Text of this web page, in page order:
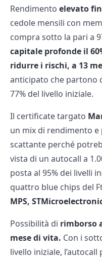
Rendimento elevato
cedole mensili con
compra sotto la pari a
capitale profonde il
ridurre i rischi, a 13
anticipato che partono
77% del livello iniziale.
Il certificate targato
un mix di rendimento
scattante perché
vista di un autocall a
posta al 95% dei livelli
quattro blue chips del
MPS,
Possibilità di rimborso
mese di vita. Con i
livello iniziale,